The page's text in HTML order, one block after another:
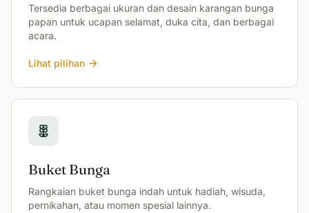
Tersedia berbagai ukuran dan desain karangan bunga
papan untuk ucapan selamat, duka cita, dan berbagai
acara.
Lihat pilihan
Buket Bunga
Rangkaian buket bunga indah untuk hadiah, wisuda,
pernikahan, atau momen spesial lainnya.